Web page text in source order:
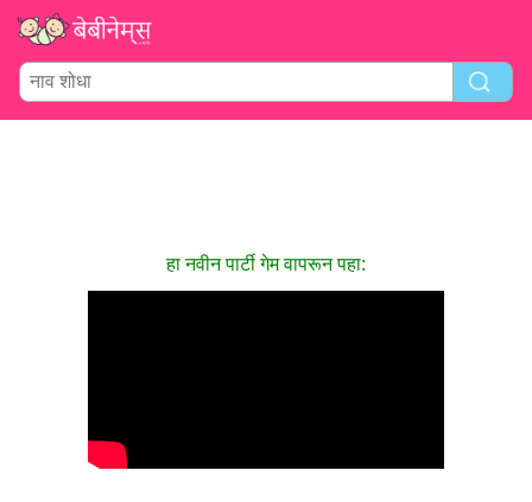
हा नवीन पार्टी गेम वापरून पहा: